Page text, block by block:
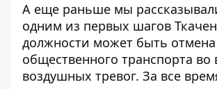
А еще раньше мы
одним из первых шагов
должности может быть
общественного транспорта во
воздушных тревог. За все